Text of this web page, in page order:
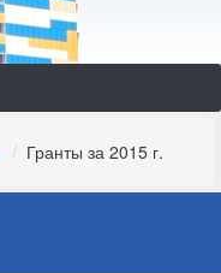
Гранты за 2015 г.